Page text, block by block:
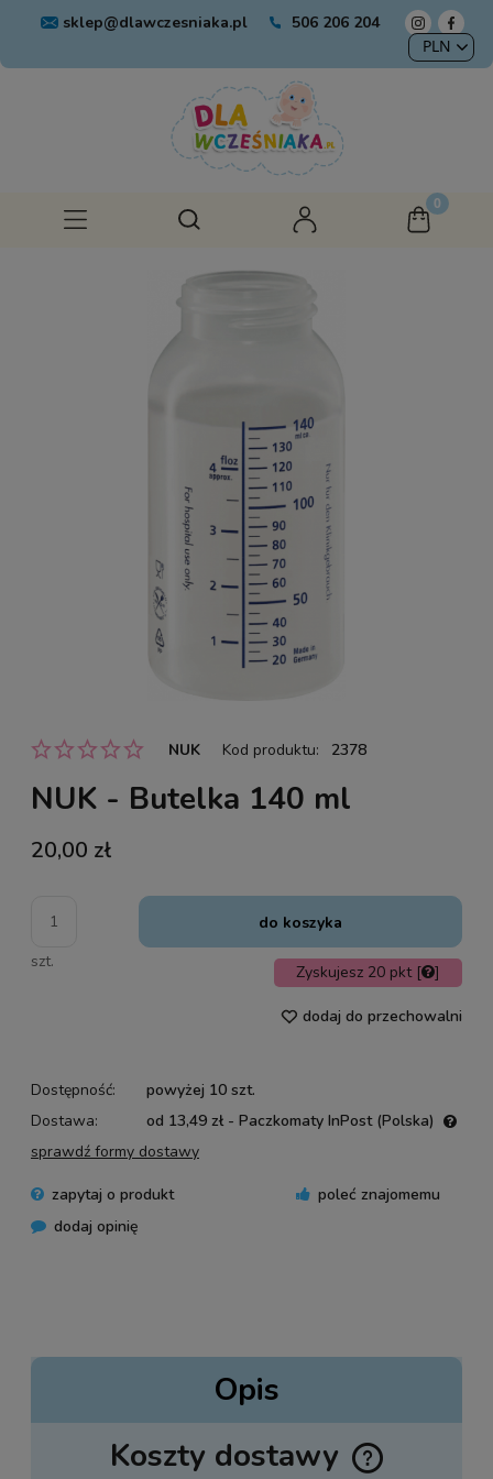
sklep@dlawczesniaka.pl 506 206 204
NUK Kod produktu: 2378
NUK - Butelka 140 ml
20,00 zł
szt.
do koszyka
Zyskujesz 20 pkt [ ]
dodaj do przechowalni
Dostępność:
powyżej 10 szt.
Dostawa:
od 13,49 zł - Paczkomaty InPost (Polska)
sprawdź formy dostawy
zapytaj o produkt
poleć znajomemu
dodaj opinię
Opis
Koszty dostawy
Cena nie zawiera ewentualnych kosztów płatności